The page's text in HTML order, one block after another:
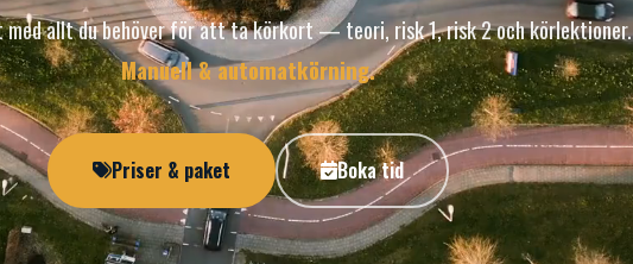
med allt du behöver för att ta körkort — teori, risk 1, risk 2 och körlektioner.
Manuell & automatkörning.
Priser & paket Boka tid